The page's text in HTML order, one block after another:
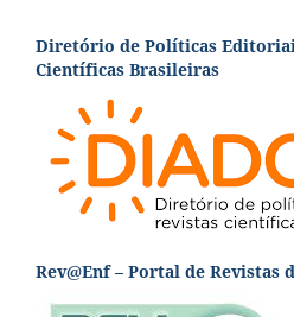
Diretório de Políticas
Científicas Brasileiras
Rev@Enf – Portal de Revistas